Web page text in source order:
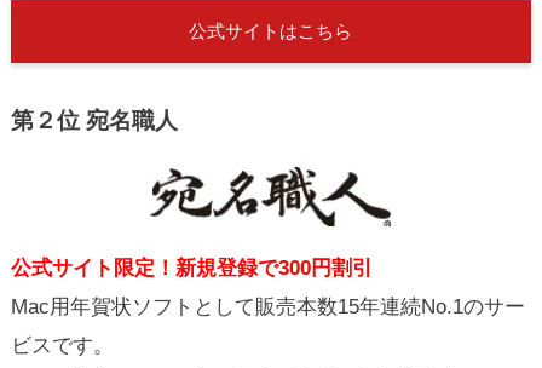
公式サイトはこちら
第２位 宛名職人
公式サイト限定！新規登録で300円割引
Mac用年賀状ソフトとして販売本数15年連続No.1のサー
ビスです。